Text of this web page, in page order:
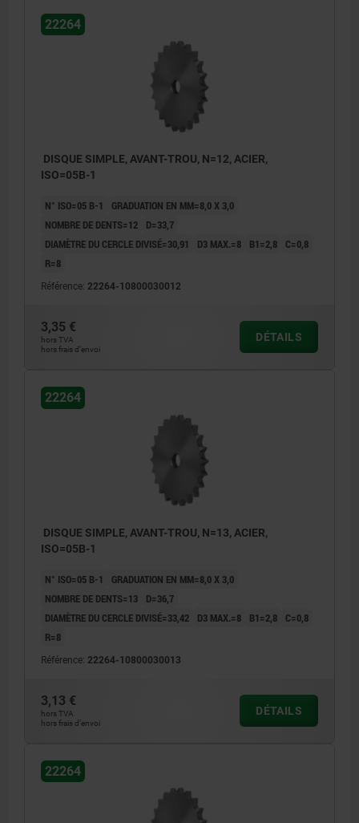
22264
DISQUE SIMPLE, AVANT-TROU, N=12, ACIER,
ISO=05B-1
N° ISO=05 B-1
GRADUATION EN MM=8,0 X 3,0
NOMBRE DE DENTS=12
D=33,7
DIAMÈTRE DU CERCLE DIVISÉ=30,91
D3 MAX.=8 B1=2,8
C=0,8
R=8
Référence: 22264-10800030012
3,35 €
hors TVA
hors frais d’envoi
DÉTAILS
22264
DISQUE SIMPLE, AVANT-TROU, N=13, ACIER,
ISO=05B-1
N° ISO=05 B-1
GRADUATION EN MM=8,0 X 3,0
NOMBRE DE DENTS=13
D=36,7
DIAMÈTRE DU CERCLE DIVISÉ=33,42
D3 MAX.=8 B1=2,8
C=0,8
R=8
Référence: 22264-10800030013
3,13 €
hors TVA
hors frais d’envoi
DÉTAILS
22264